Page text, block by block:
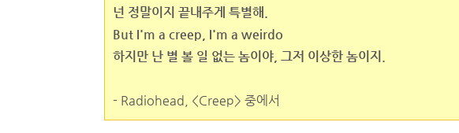
넌 정말이지 끝내주게 특별해.
But I'm a creep, I'm a weirdo
하지만 난 별 볼 일 없는 놈이야, 그저 이상한 놈이지.
- Radiohead, <Creep> 중에서